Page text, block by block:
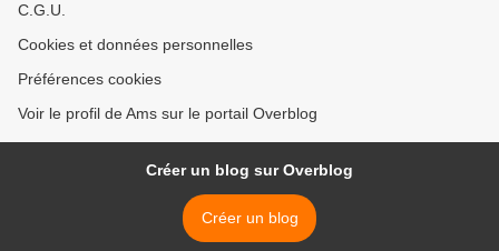
C.G.U.
Cookies et données personnelles
Préférences cookies
Voir le profil de Ams sur le portail Overblog
Créer un blog sur Overblog
Créer un blog